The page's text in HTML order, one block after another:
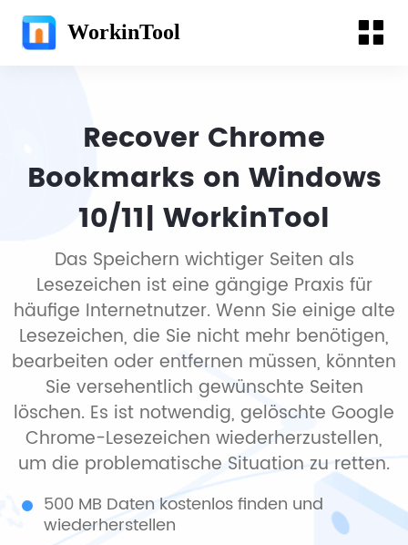
WorkinTool
Recover Chrome
Bookmarks on Windows
10/11| WorkinTool
Das Speichern wichtiger Seiten als
Lesezeichen ist eine gängige Praxis für
häufige Internetnutzer. Wenn Sie einige alte
Lesezeichen, die Sie nicht mehr benötigen,
bearbeiten oder entfernen müssen, könnten
Sie versehentlich gewünschte Seiten
löschen. Es ist notwendig, gelöschte Google
Chrome-Lesezeichen wiederherzustellen,
um die problematische Situation zu retten.
500 MB Daten kostenlos finden und
wiederherstellen